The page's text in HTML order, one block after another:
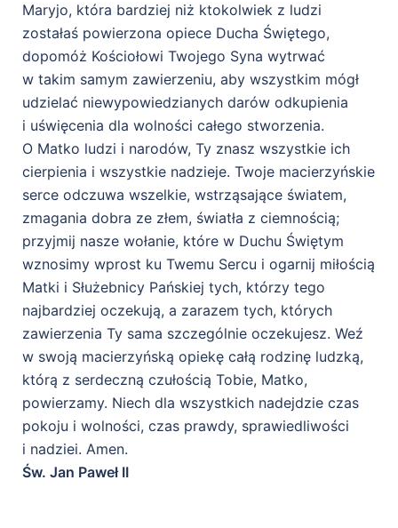
Maryjo, która bardziej niż ktokolwiek z ludzi
zostałaś powierzona opiece Ducha Świętego,
dopomóż Kościołowi Twojego Syna wytrwać
w takim samym zawierzeniu, aby wszystkim mógł
udzielać niewypowiedzianych darów odkupienia
i uświęcenia dla wolności całego stworzenia.
O Matko ludzi i narodów, Ty znasz wszystkie ich
cierpienia i wszystkie nadzieje. Twoje macierzyńskie
serce odczuwa wszelkie, wstrząsające światem,
zmagania dobra ze złem, światła z ciemnością;
przyjmij nasze wołanie, które w Duchu Świętym
wznosimy wprost ku Twemu Sercu i ogarnij miłością
Matki i Służebnicy Pańskiej tych, którzy tego
najbardziej oczekują, a zarazem tych, których
zawierzenia Ty sama szczególnie oczekujesz. Weź
w swoją macierzyńską opiekę całą rodzinę ludzką,
którą z serdeczną czułością Tobie, Matko,
powierzamy. Niech dla wszystkich nadejdzie czas
pokoju i wolności, czas prawdy, sprawiedliwości
i nadziei. Amen.
Św. Jan Paweł II